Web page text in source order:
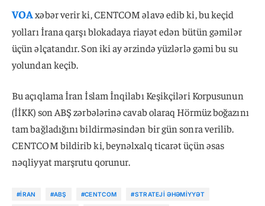
VOAxəbər verir ki, CENTCOM əlavə edib ki, bu keçid
yolları İrana qarşı blokadaya riayət edən bütün gəmilər
üçün əlçatandır. Son iki ay ərzində yüzlərlə gəmi bu su
yolundan keçib.
Bu açıqlama İran İslam İnqilabı Keşikçiləri Korpusunun
(İİKK) son ABŞ zərbələrinə cavab olaraq Hörmüz boğazını
tam bağladığını bildirməsindən bir gün sonra verilib.
CENTCOM bildirib ki, beynəlxalq ticarət üçün əsas
nəqliyyat marşrutu qorunur.
#İRAN #ABŞ #CENTCOM #STRATEJI ƏHƏMIYYƏT